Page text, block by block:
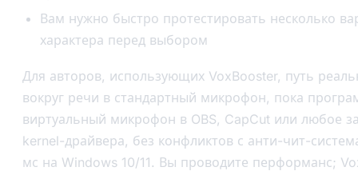
Вам нужно быстро протестировать несколько
характера перед выбором
Для авторов, использующих VoxBooster, путь
вокруг речи в стандартный микрофон, пока
виртуальный микрофон в OBS, CapCut или любое
kernel-драйвера, без конфликтов с анти-чит-
мс на Windows 10/11. Вы проводите перформанс;